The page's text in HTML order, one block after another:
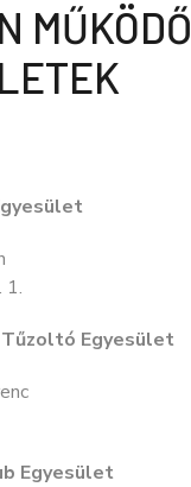
MŰKÖDŐ
1.
Egyesület
Egyesület